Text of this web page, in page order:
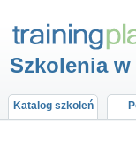
Szkolenia
Katalog szkoleń